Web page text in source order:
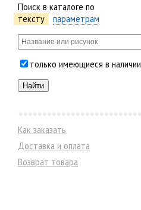
Поиск в каталоге по
тексту
параметрам
только имеющиеся в наличии
Как заказать
Доставка и оплата
Возврат товара